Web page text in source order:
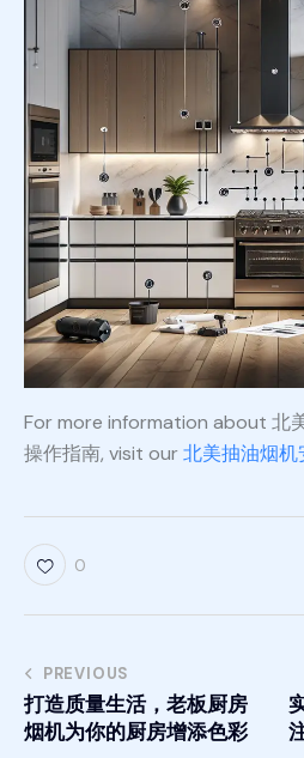
For more information about 北
操作指南, visit our北美抽油烟机
0
PREVIOUS
打造质量生活，老板厨房
烟机为你的厨房增添色彩